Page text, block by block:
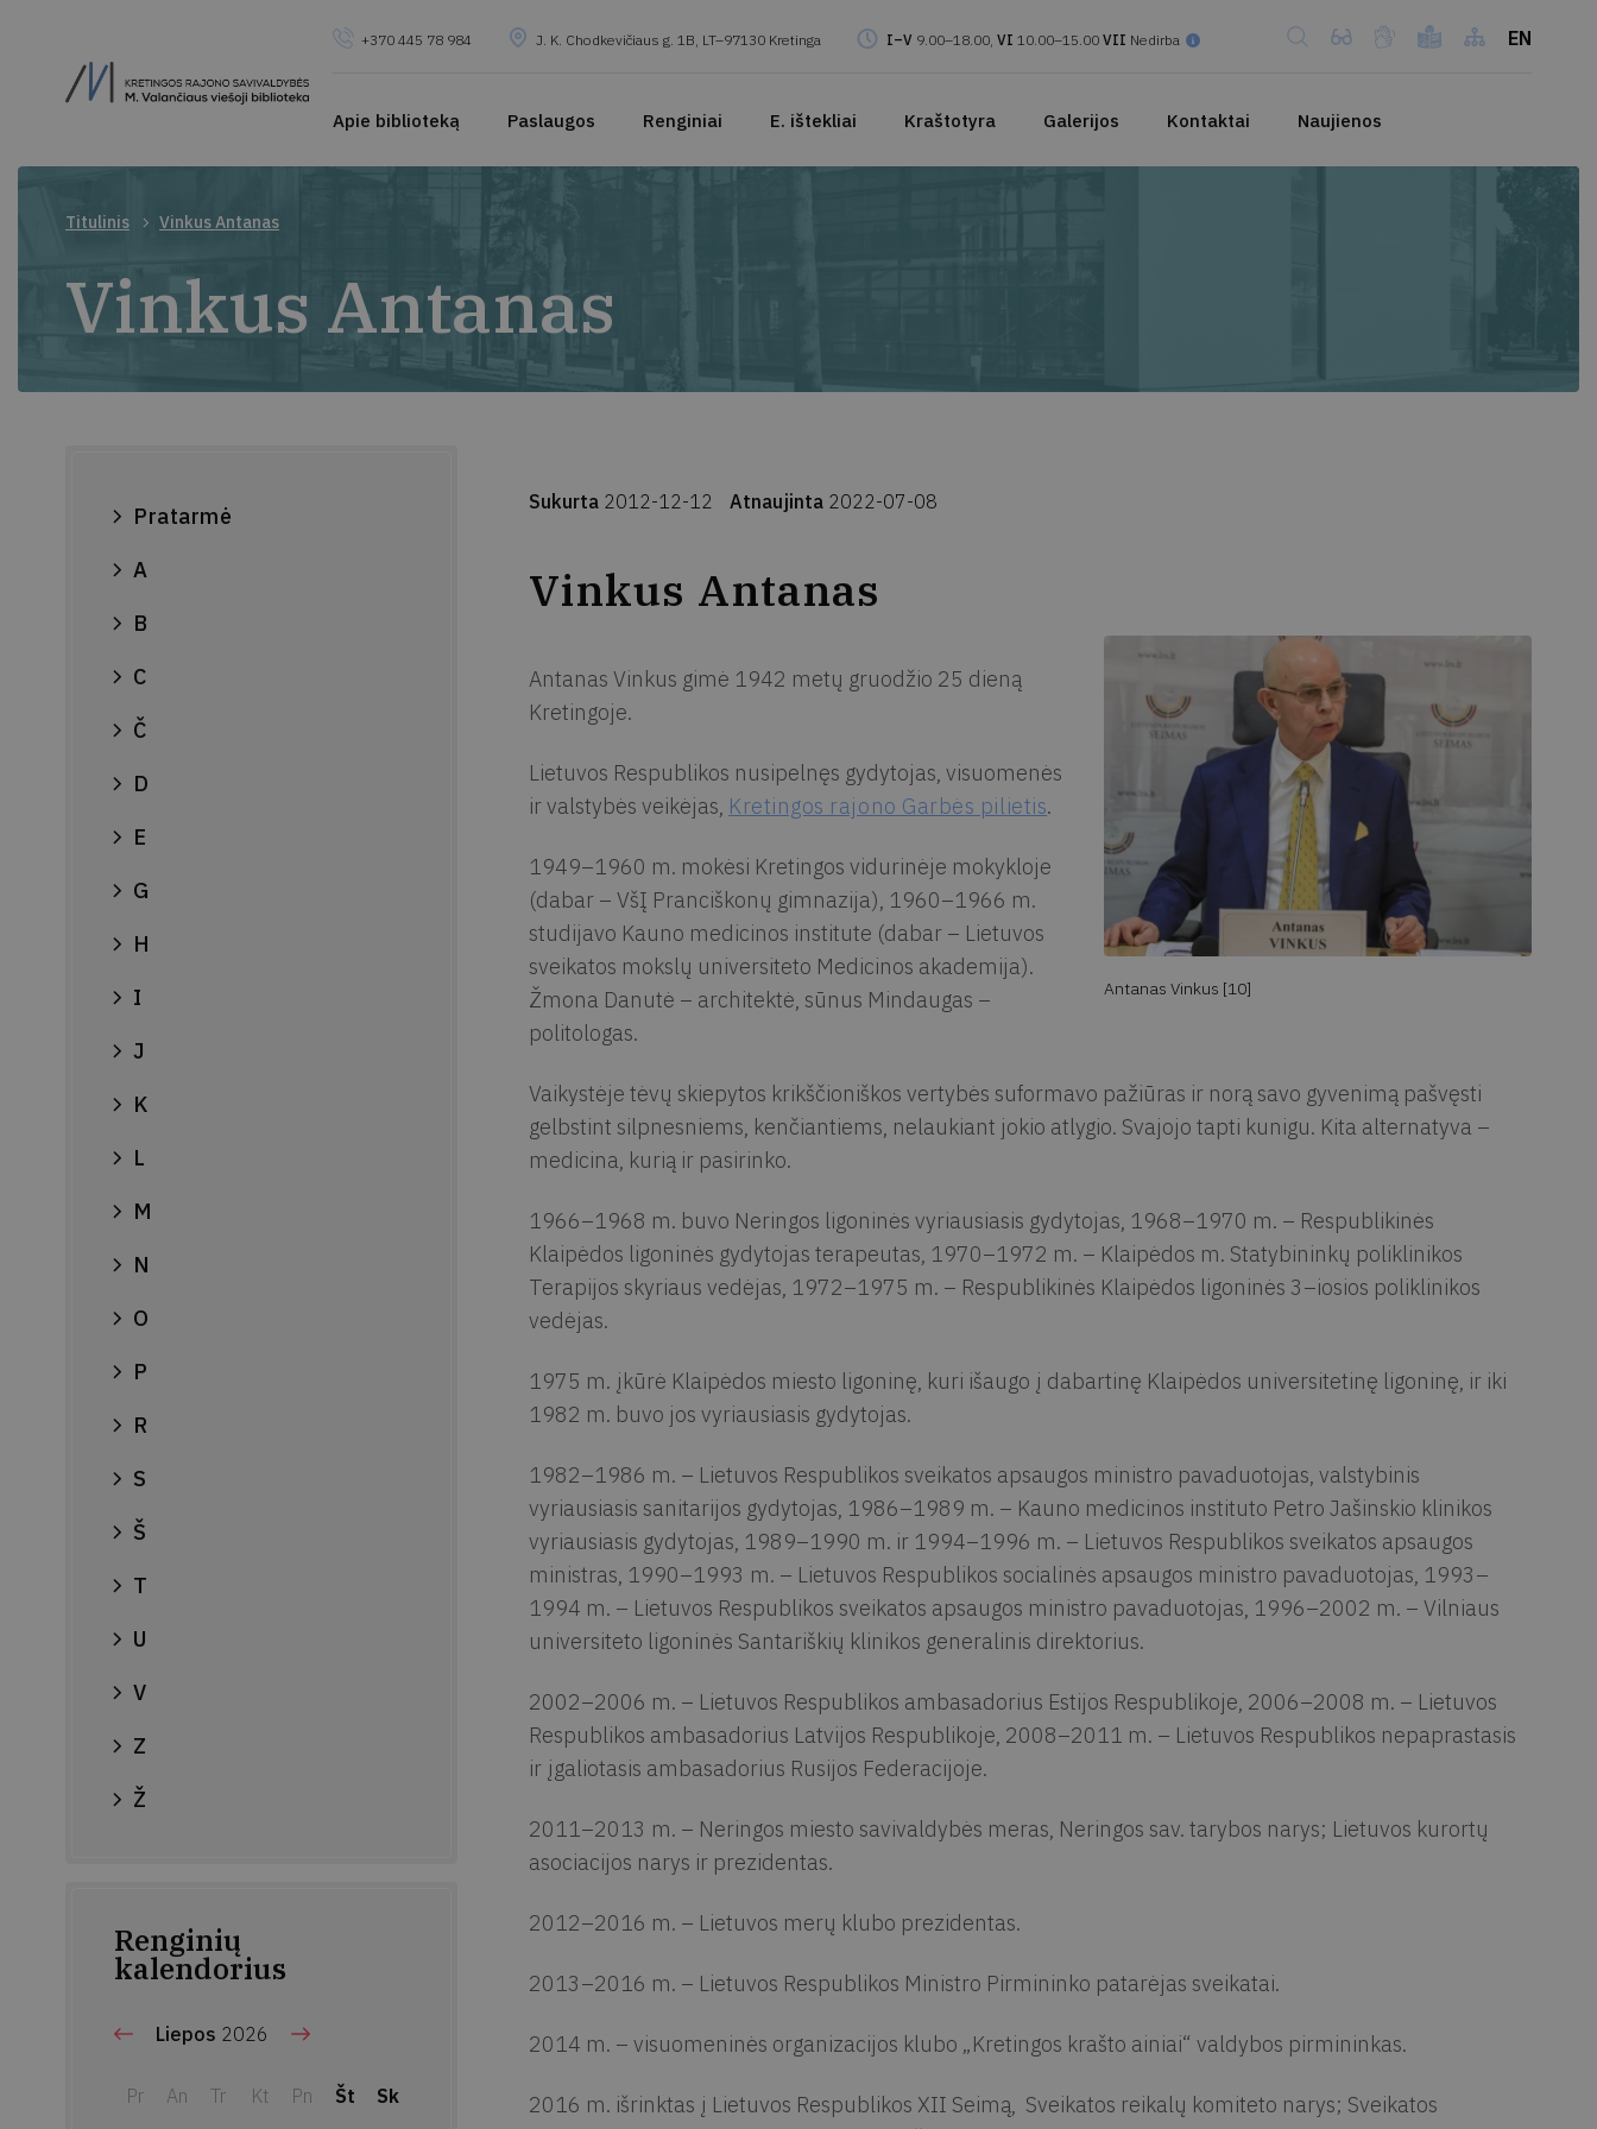
+370 445 78 984 J. K. Chodkevičiaus g. 1B, LT–97130 Kretinga I–V 9.00–18.00, VI 10.00–15.00 VII Nedirba EN
Apie biblioteką Paslaugos Renginiai E. ištekliai Kraštotyra Galerijos Kontaktai Naujienos
Titulinis Vinkus Antanas
Vinkus Antanas
Pratarmė
A
B
C
Č
D
E
G
H
I
J
K
L
M
N
O
P
R
S
Š
T
U
V
Z
Ž
Renginių
kalendorius
Liepos 2026
Pr An Tr Kt Pn Št Sk
Sukurta 2012-12-12 Atnaujinta 2022-07-08
Vinkus Antanas
Antanas Vinkus [10]
Antanas Vinkus gimė 1942 metų gruodžio 25 dieną
Kretingoje.
Lietuvos Respublikos nusipelnęs gydytojas, visuomenės
ir valstybės veikėjas, Kretingos rajono Garbės pilietis.
1949–1960 m. mokėsi Kretingos vidurinėje mokykloje
(dabar – VšĮ Pranciškonų gimnazija), 1960–1966 m.
studijavo Kauno medicinos institute (dabar – Lietuvos
sveikatos mokslų universiteto Medicinos akademija).
Žmona Danutė – architektė, sūnus Mindaugas –
politologas.
Vaikystėje tėvų skiepytos krikščioniškos vertybės suformavo pažiūras ir norą savo gyvenimą pašvęsti
gelbstint silpnesniems, kenčiantiems, nelaukiant jokio atlygio. Svajojo tapti kunigu. Kita alternatyva –
medicina, kurią ir pasirinko.
1966–1968 m. buvo Neringos ligoninės vyriausiasis gydytojas, 1968–1970 m. – Respublikinės
Klaipėdos ligoninės gydytojas terapeutas, 1970–1972 m. – Klaipėdos m. Statybininkų poliklinikos
Terapijos skyriaus vedėjas, 1972–1975 m. – Respublikinės Klaipėdos ligoninės 3–iosios poliklinikos
vedėjas.
1975 m. įkūrė Klaipėdos miesto ligoninę, kuri išaugo į dabartinę Klaipėdos universitetinę ligoninę, ir iki
1982 m. buvo jos vyriausiasis gydytojas.
1982–1986 m. – Lietuvos Respublikos sveikatos apsaugos ministro pavaduotojas, valstybinis
vyriausiasis sanitarijos gydytojas, 1986–1989 m. – Kauno medicinos instituto Petro Jašinskio klinikos
vyriausiasis gydytojas, 1989–1990 m. ir 1994–1996 m. – Lietuvos Respublikos sveikatos apsaugos
ministras, 1990–1993 m. – Lietuvos Respublikos socialinės apsaugos ministro pavaduotojas, 1993–
1994 m. – Lietuvos Respublikos sveikatos apsaugos ministro pavaduotojas, 1996–2002 m. – Vilniaus
universiteto ligoninės Santariškių klinikos generalinis direktorius.
2002–2006 m. – Lietuvos Respublikos ambasadorius Estijos Respublikoje, 2006–2008 m. – Lietuvos
Respublikos ambasadorius Latvijos Respublikoje, 2008–2011 m. – Lietuvos Respublikos nepaprastasis
ir įgaliotasis ambasadorius Rusijos Federacijoje.
2011–2013 m. – Neringos miesto savivaldybės meras, Neringos sav. tarybos narys; Lietuvos kurortų
asociacijos narys ir prezidentas.
2012–2016 m. – Lietuvos merų klubo prezidentas.
2013–2016 m. – Lietuvos Respublikos Ministro Pirmininko patarėjas sveikatai.
2014 m. – visuomeninės organizacijos klubo „Kretingos krašto ainiai“ valdybos pirmininkas.
2016 m. išrinktas į Lietuvos Respublikos XII Seimą, Sveikatos reikalų komiteto narys; Sveikatos